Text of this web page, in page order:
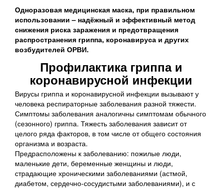
Одноразовая медицинская маска, при правильном
использовании – надёжный и эффективный метод
снижения риска заражения и предотвращения
распространения гриппа, коронавируса и других
возбудителей ОРВИ.
Профилактика гриппа и
коронавирусной инфекции
Вирусы гриппа и коронавирусной инфекции вызывают у
человека респираторные заболевания разной тяжести.
Симптомы заболевания аналогичны симптомам обычного
(сезонного) гриппа. Тяжесть заболевания зависит от
целого ряда факторов, в том числе от общего состояния
организма и возраста.
Предрасположены к заболеванию: пожилые люди,
маленькие дети, беременные женщины и люди,
страдающие хроническими заболеваниями (астмой,
диабетом, сердечно-сосудистыми заболеваниями), и с